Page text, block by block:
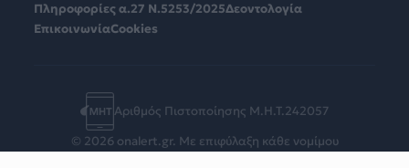
Πληροφορίες α.27 Ν.5253/2025Δεοντολογία
ΕπικοινωνίαCookies
Αριθμός Πιστοποίησης Μ.Η.Τ.242057
© 2026 onalert.gr. Με επιφύλαξη κάθε νομίμου